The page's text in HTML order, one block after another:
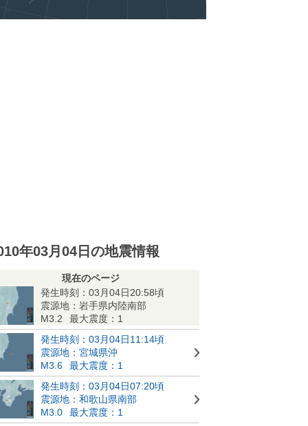
年03月04日の地震情報
現在のページ
発生時刻：03月04日20:58頃
震源地：岩手県内陸南部
M3.2
最大震度：1
発生時刻：03月04日11:14頃
震源地：宮城県沖
M3.6
最大震度：1
発生時刻：03月04日07:20頃
震源地：和歌山県南部
M3.0
最大震度：1